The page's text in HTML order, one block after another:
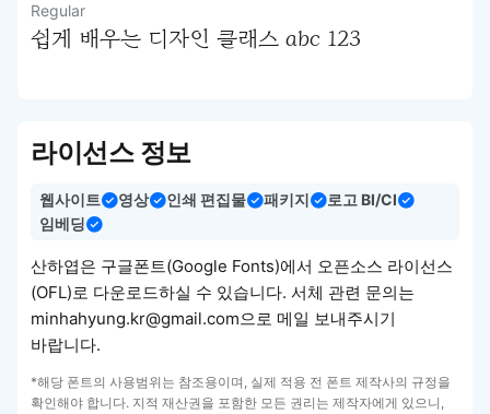
Regular
쉽게 배우는 디자인 클래스 abc 123
라이선스 정보
웹사이트 영상 인쇄 편집물 패키지
로고 BI/CI
임베딩
산하엽은 구글폰트(Google Fonts)에서 오픈소스 라이선스
(OFL)로 다운로드하실 수 있습니다. 서체 관련 문의는
minhahyung.kr@gmail.com으로 메일 보내주시기
바랍니다.
*해당 폰트의 사용범위는 참조용이며, 실제 적용 전 폰트 제작사의 규정을
확인해야 합니다. 지적 재산권을 포함한 모든 권리는 제작자에게 있으니,